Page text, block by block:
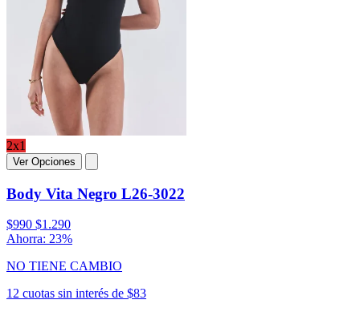
2x1
Ver Opciones
Body Vita Negro L26-3022
$990 $1.290
Ahorra: 23%
NO TIENE CAMBIO
12 cuotas sin interés de $83